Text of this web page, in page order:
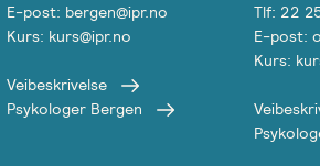
E-post: bergen@ipr.no
Kurs: kurs@ipr.no
Veibeskrivelse
Psykologer Bergen
Tlf: 22
E-post:
Kurs: